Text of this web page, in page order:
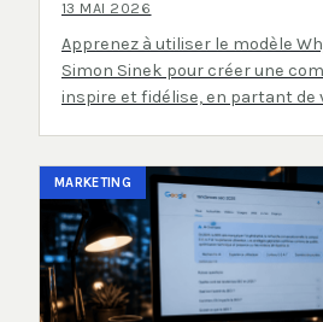
13 MAI 2026
Apprenez à utiliser le modèle
Simon Sinek pour créer une
inspire et fidélise, en partant de
MARKETING